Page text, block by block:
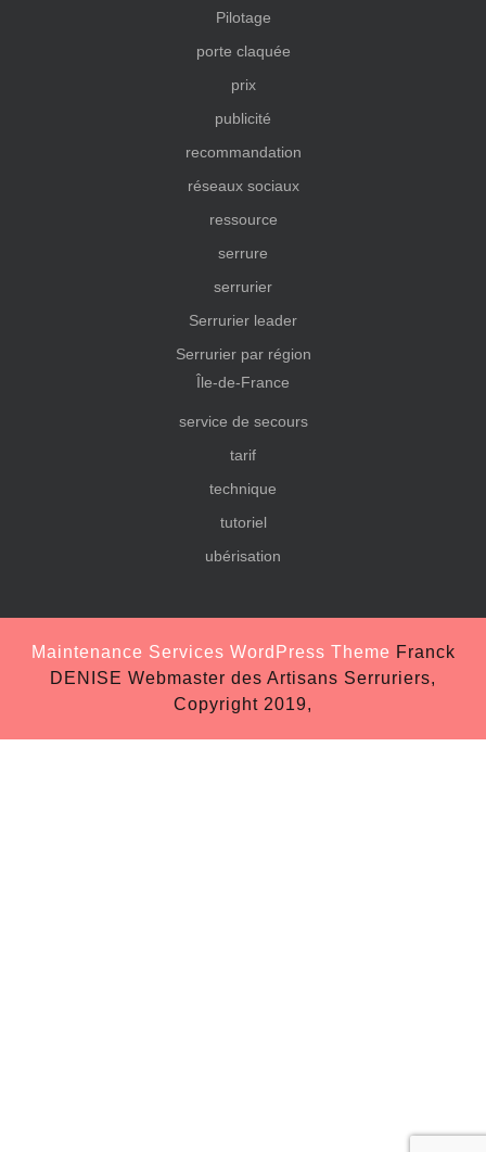
Pilotage
porte claquée
prix
publicité
recommandation
réseaux sociaux
ressource
serrure
serrurier
Serrurier leader
Serrurier par région
Île-de-France
service de secours
tarif
technique
tutoriel
ubérisation
Maintenance Services WordPress Theme Franck
DENISE Webmaster des Artisans Serruriers,
Copyright 2019,